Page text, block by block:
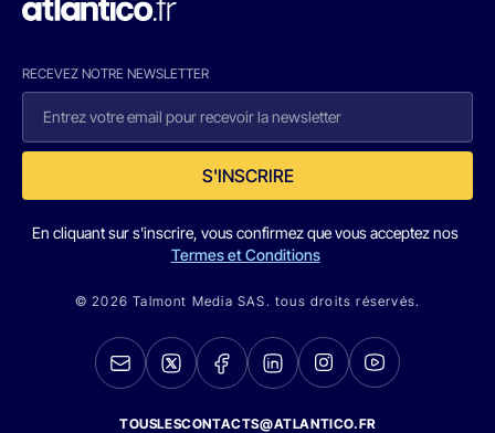
RECEVEZ NOTRE NEWSLETTER
S'INSCRIRE
En cliquant sur s'inscrire, vous confirmez que vous acceptez nos
Termes et Conditions
© 2026 Talmont Media SAS. tous droits réservés.
TOUSLESCONTACTS@ATLANTICO.FR